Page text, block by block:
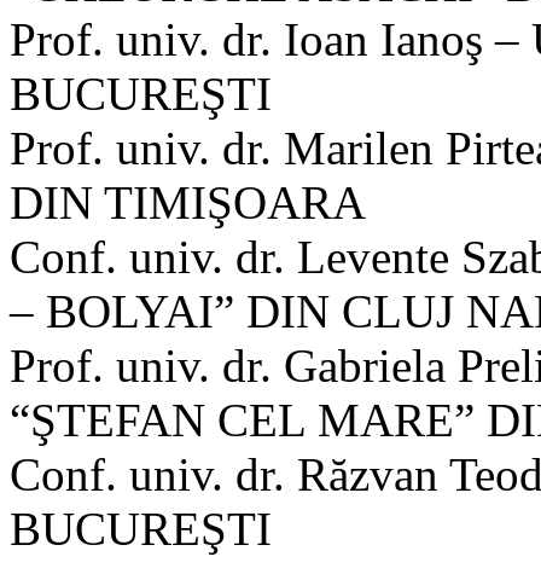
Prof. univ. dr. Ioan Ianoş
BUCUREŞTI
Prof. univ. dr. Marilen
DIN TIMIŞOARA
Conf. univ. dr. Levente
– BOLYAI” DIN CLUJ
Prof. univ. dr. Gabriela
“ŞTEFAN CEL MARE”
Conf. univ. dr. Răzvan
BUCUREŞTI